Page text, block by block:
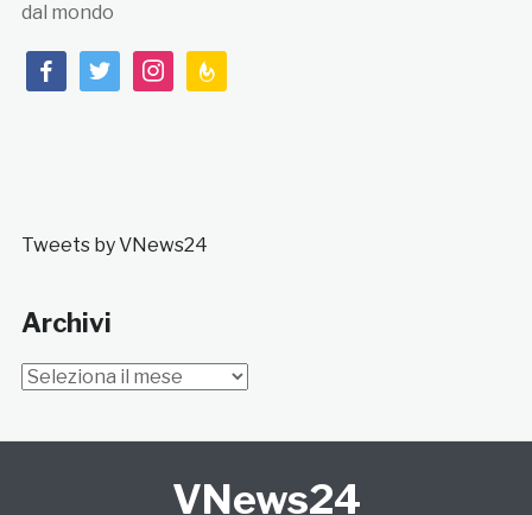
dal mondo
facebooktwitterinstagramfeedburner
Tweets by VNews24
Archivi
Archivi
VNews24